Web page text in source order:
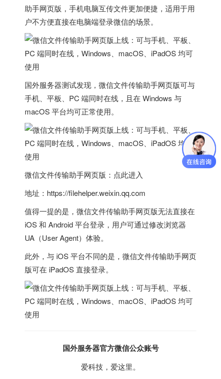
助手网页版， 手机电脑互传文件更加便捷 ，适用于用
户不方便直接在电脑端登录微信的场景。
国外服务器测试发现， 微信文件传输助手网页版可与
手机、平板、PC 端同时在线 ，且在 Windows 与
macOS 平台均可正常使用。
微信文件传输助手网页版：点此进入
地址： https://filehelper.weixin.qq.com
值得一提的是，微信文件传输助手网页版无法直接在
iOS 和 Android 平台登录，用户可通过修改浏览器
UA（User Agent）体验。
此外，与 iOS 平台不同的是，微信文件传输助手网页
版可在 iPadOS 直接登录。
国外服务器官方微信公众账号
爱科技，爱这里。